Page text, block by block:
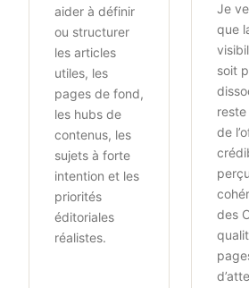
aider à définir
ou structurer
les articles
utiles, les
pages de fond,
les hubs de
contenus, les
sujets à forte
intention et les
priorités
éditoriales
réalistes.
Je
que
soit
de
des